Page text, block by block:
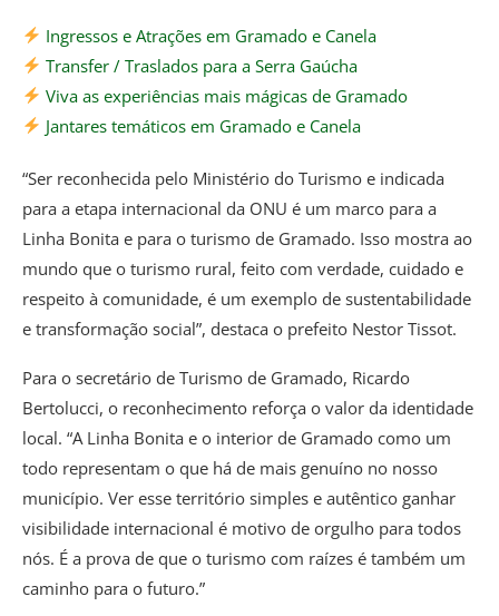
Ingressos e Atrações em Gramado e Canela
Transfer / Traslados para a Serra Gaúcha
Viva as experiências mais mágicas de Gramado
Jantares temáticos em Gramado e Canela
“Ser reconhecida pelo Ministério do Turismo e indicada
para a etapa internacional da ONU é um marco para a
Linha Bonita e para o turismo de Gramado. Isso mostra ao
mundo que o turismo rural, feito com verdade, cuidado e
respeito à comunidade, é um exemplo de sustentabilidade
e transformação social”, destaca o prefeito Nestor Tissot.
Para o secretário de Turismo de Gramado, Ricardo
Bertolucci, o reconhecimento reforça o valor da identidade
local. “A Linha Bonita e o interior de Gramado como um
todo representam o que há de mais genuíno no nosso
município. Ver esse território simples e autêntico ganhar
visibilidade internacional é motivo de orgulho para todos
nós. É a prova de que o turismo com raízes é também um
caminho para o futuro.”